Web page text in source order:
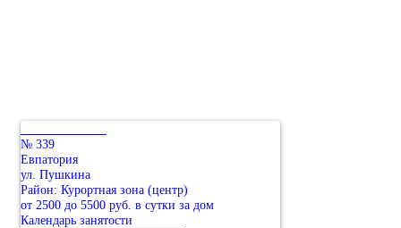
№ 339
Евпатория
ул. Пушкина
Район: Курортная зона (центр)
от 2500 до 5500 руб. в сутки за дом
Календарь занятости